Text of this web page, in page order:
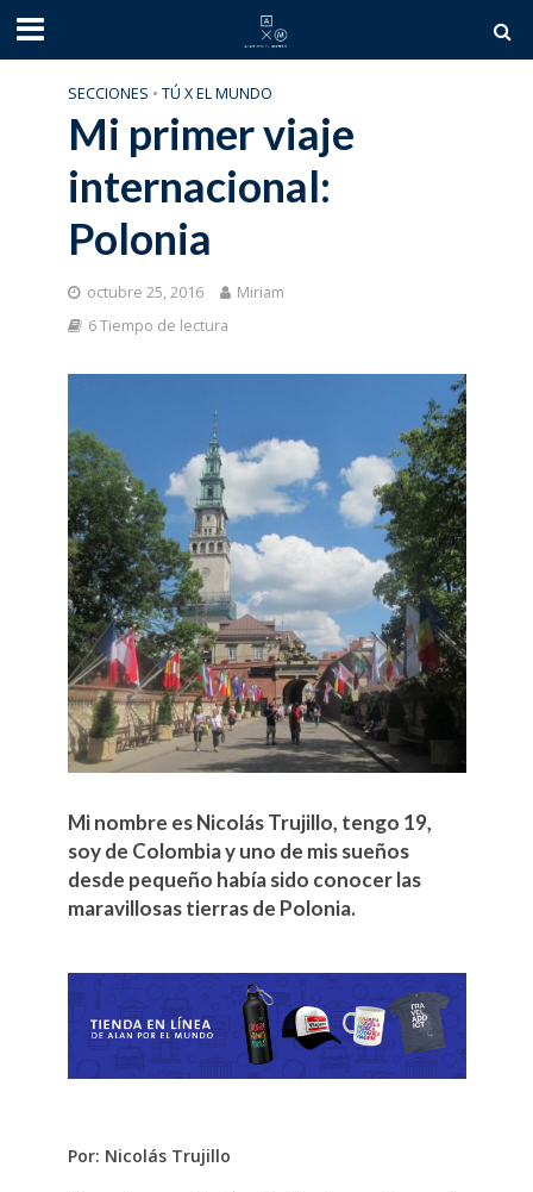
SECCIONES • TÚ X EL MUNDO
Mi primer viaje
internacional:
Polonia
octubre 25, 2016
Miriam
6 Tiempo de lectura
Mi nombre es Nicolás Trujillo, tengo 19,
soy de Colombia y uno de mis sueños
desde pequeño había sido conocer las
maravillosas tierras de Polonia.
Por: Nicolás Trujillo